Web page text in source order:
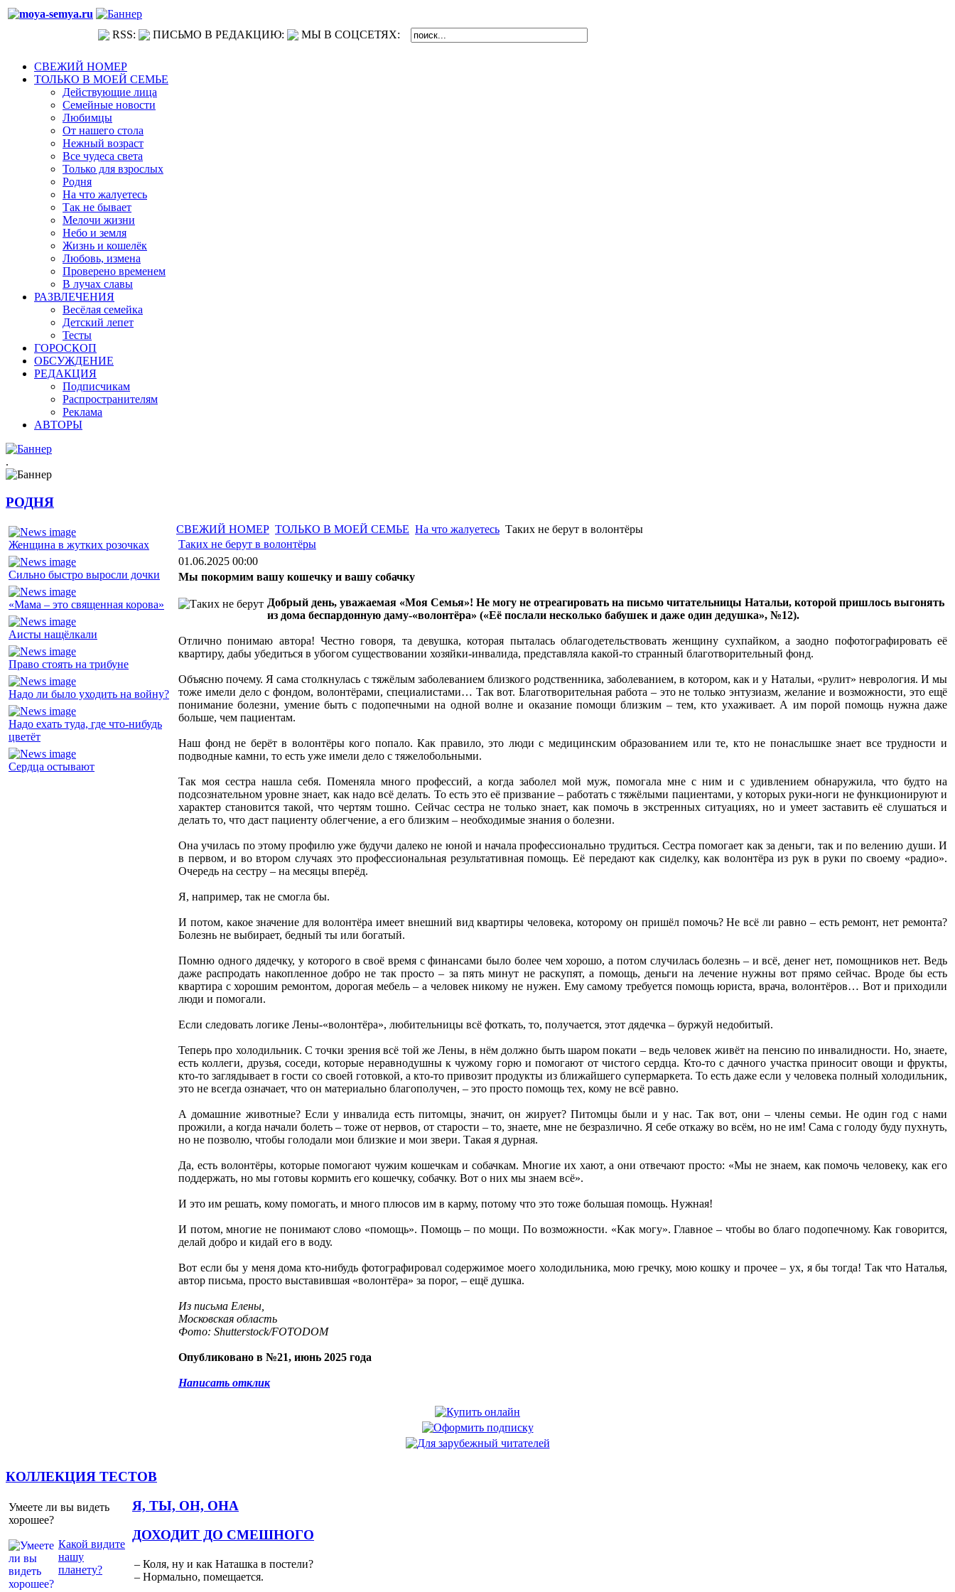
RSS: ПИСЬМО В РЕДАКЦИЮ: МЫ В СОЦСЕТЯХ:
СВЕЖИЙ НОМЕР
ТОЛЬКО В МОЕЙ СЕМЬЕ
Действующие лица
Семейные новости
Любимцы
От нашего стола
Нежный возраст
Все чудеса света
Только для взрослых
Родня
На что жалуетесь
Так не бывает
Мелочи жизни
Небо и земля
Жизнь и кошелёк
Любовь, измена
Проверено временем
В лучах славы
РАЗВЛЕЧЕНИЯ
Весёлая семейка
Детский лепет
Тесты
ГОРОСКОП
ОБСУЖДЕНИЕ
РЕДАКЦИЯ
Подписчикам
Распространителям
Реклама
АВТОРЫ
.
РОДНЯ
Женщина в жутких розочках
Сильно быстро выросли дочки
«Мама – это священная корова»
Аисты нащёлкали
Право стоять на трибуне
Надо ли было уходить на войну?
Надо ехать туда, где что-нибудь
цветёт
Сердца остывают
СВЕЖИЙ НОМЕР ТОЛЬКО В МОЕЙ СЕМЬЕ На что жалуетесь Таких не берут в волонтёры
Таких не берут в волонтёры
01.06.2025 00:00
Мы покормим вашу кошечку и вашу собачку
Добрый день, уважаемая «Моя Семья»! Не могу не отреагировать на письмо читательницы Натальи, которой пришлось выгонять
из дома беспардонную даму-«волонтёра» («Её послали несколько бабушек и даже один дедушка», №12).
Отлично понимаю автора! Честно говоря, та девушка, которая пыталась облагодетельствовать женщину сухпайком, а заодно пофотографировать её
квартиру, дабы убедиться в убогом существовании хозяйки-инвалида, представляла какой-то странный благотворительный фонд.
Объясню почему. Я сама столкнулась с тяжёлым заболеванием близкого родственника, заболеванием, в котором, как и у Натальи, «рулит» неврология. И мы
тоже имели дело с фондом, волонтёрами, специалистами… Так вот. Благотворительная работа – это не только энтузиазм, желание и возможности, это ещё
понимание болезни, умение быть с подопечными на одной волне и оказание помощи близким – тем, кто ухаживает. А им порой помощь нужна даже
больше, чем пациентам.
Наш фонд не берёт в волонтёры кого попало. Как правило, это люди с медицинским образованием или те, кто не понаслышке знает все трудности и
подводные камни, то есть уже имели дело с тяжелобольными.
Так моя сестра нашла себя. Поменяла много профессий, а когда заболел мой муж, помогала мне с ним и с удивлением обнаружила, что будто на
подсознательном уровне знает, как надо всё делать. То есть это её призвание – работать с тяжёлыми пациентами, у которых руки-ноги не функционируют и
характер становится такой, что чертям тошно. Сейчас сестра не только знает, как помочь в экстренных ситуациях, но и умеет заставить её слушаться и
делать то, что даст пациенту облегчение, а его близким – необходимые знания о болезни.
Она училась по этому профилю уже будучи далеко не юной и начала профессионально трудиться. Сестра помогает как за деньги, так и по велению души. И
в первом, и во втором случаях это профессиональная результативная помощь. Её передают как сиделку, как волонтёра из рук в руки по своему «радио».
Очередь на сестру – на месяцы вперёд.
Я, например, так не смогла бы.
И потом, какое значение для волонтёра имеет внешний вид квартиры человека, которому он пришёл помочь? Не всё ли равно – есть ремонт, нет ремонта?
Болезнь не выбирает, бедный ты или богатый.
Помню одного дядечку, у которого в своё время с финансами было более чем хорошо, а потом случилась болезнь – и всё, денег нет, помощников нет. Ведь
даже распродать накопленное добро не так просто – за пять минут не раскупят, а помощь, деньги на лечение нужны вот прямо сейчас. Вроде бы есть
квартира с хорошим ремонтом, дорогая мебель – а человек никому не нужен. Ему самому требуется помощь юриста, врача, волонтёров… Вот и приходили
люди и помогали.
Если следовать логике Лены-«волонтёра», любительницы всё фоткать, то, получается, этот дядечка – буржуй недобитый.
Теперь про холодильник. С точки зрения всё той же Лены, в нём должно быть шаром покати – ведь человек живёт на пенсию по инвалидности. Но, знаете,
есть коллеги, друзья, соседи, которые неравнодушны к чужому горю и помогают от чистого сердца. Кто-то с дачного участка приносит овощи и фрукты,
кто-то заглядывает в гости со своей готовкой, а кто-то привозит продукты из ближайшего супермаркета. То есть даже если у человека полный холодильник,
это не всегда означает, что он материально благополучен, – это просто помощь тех, кому не всё равно.
А домашние животные? Если у инвалида есть питомцы, значит, он жирует? Питомцы были и у нас. Так вот, они – члены семьи. Не один год с нами
прожили, а когда начали болеть – тоже от нервов, от старости – то, знаете, мне не безразлично. Я себе откажу во всём, но не им! Сама с голоду буду пухнуть,
но не позволю, чтобы голодали мои близкие и мои звери. Такая я дурная.
Да, есть волонтёры, которые помогают чужим кошечкам и собачкам. Многие их хают, а они отвечают просто: «Мы не знаем, как помочь человеку, как его
поддержать, но мы готовы кормить его кошечку, собачку. Вот о них мы знаем всё».
И это им решать, кому помогать, и много плюсов им в карму, потому что это тоже большая помощь. Нужная!
И потом, многие не понимают слово «помощь». Помощь – по мощи. По возможности. «Как могу». Главное – чтобы во благо подопечному. Как говорится,
делай добро и кидай его в воду.
Вот если бы у меня дома кто-нибудь фотографировал содержимое моего холодильника, мою гречку, мою кошку и прочее – ух, я бы тогда! Так что Наталья,
автор письма, просто выставившая «волонтёра» за порог, – ещё душка.
Из письма Елены,
Московская область
Фото: Shutterstock/FOTODOM
Опубликовано в №21, июнь 2025 года
Написать отклик
КОЛЛЕКЦИЯ ТЕСТОВ
Умеете ли вы видеть
хорошее?
Какой видите
нашу
планету?
Я, ТЫ, ОН, ОНА
ДОХОДИТ ДО СМЕШНОГО
– Коля, ну и как Наташка в постели?
– Нормально, помещается.